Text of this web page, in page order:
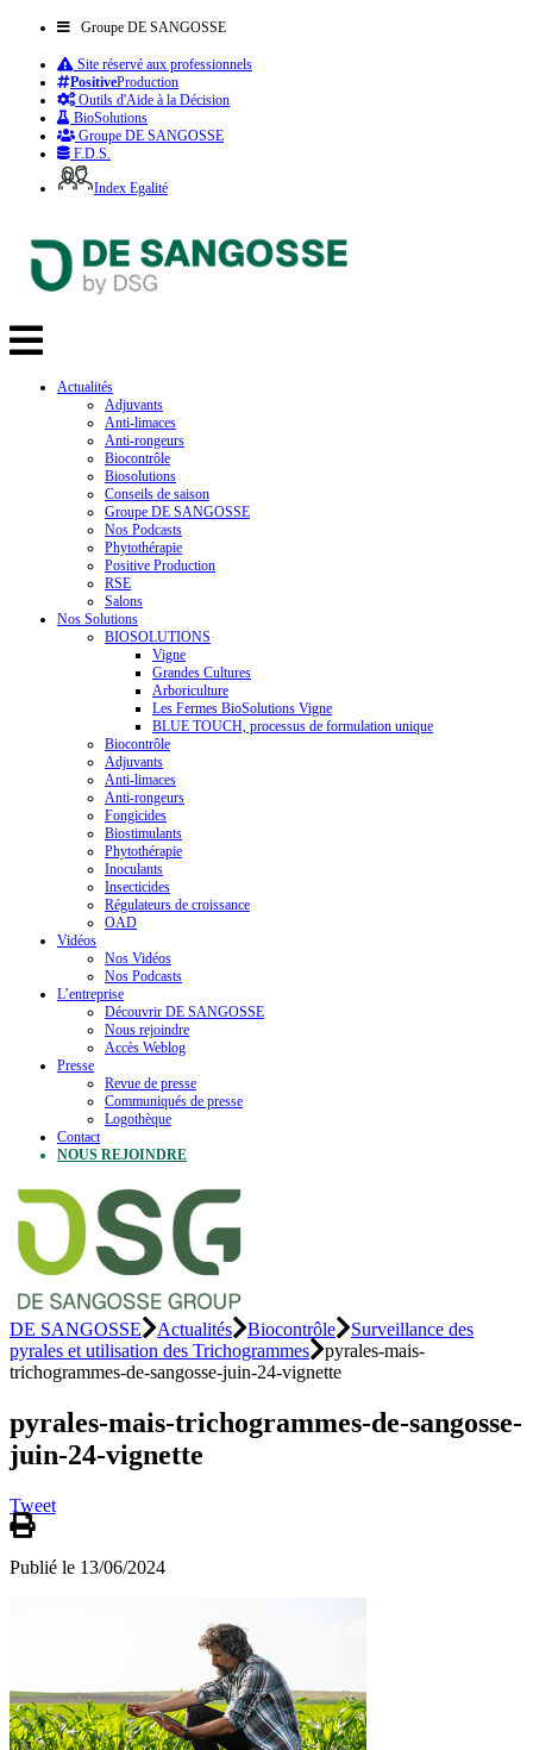
Groupe DE SANGOSSE
Site réservé aux professionnels
PositiveProduction
Outils d'Aide à la Décision
BioSolutions
Groupe DE SANGOSSE
F.D.S.
Index Egalité
Actualités
Adjuvants
Anti-limaces
Anti-rongeurs
Biocontrôle
Biosolutions
Conseils de saison
Groupe DE SANGOSSE
Nos Podcasts
Phytothérapie
Positive Production
RSE
Salons
Nos Solutions
BIOSOLUTIONS
Vigne
Grandes Cultures
Arboriculture
Les Fermes BioSolutions Vigne
BLUE TOUCH, processus de formulation unique
Biocontrôle
Adjuvants
Anti-limaces
Anti-rongeurs
Fongicides
Biostimulants
Phytothérapie
Inoculants
Insecticides
Régulateurs de croissance
OAD
Vidéos
Nos Vidéos
Nos Podcasts
L’entreprise
Découvrir DE SANGOSSE
Nous rejoindre
Accès Weblog
Presse
Revue de presse
Communiqués de presse
Logothèque
Contact
NOUS REJOINDRE
DE SANGOSSE Actualités Biocontrôle
Surveillance des
pyrales et utilisation des Trichogrammes
pyrales-mais-
trichogrammes-de-sangosse-juin-24-vignette
pyrales-mais-trichogrammes-de-sangosse-
juin-24-vignette
Tweet
Publié le 13/06/2024